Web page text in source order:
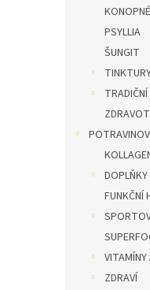
PSYLLIA
ŠUNGIT
FUNKČNÍ
VITAMÍNY
ZDRAVÍ